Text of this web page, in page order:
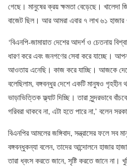
গেছে। মানুষের ক্রয় ক্ষমতা বেড়েছে। খালেদা
বাজেট ছিল। আর আমরা এবার ৭ লাখ ৬১ হাজার
‘বিএনপি-জামায়াত দেশের আদর্শ ও চেতনায়
ধারণ করে এবং জনগণের সেবা করে যাচ্ছে।
আওতায় এনেছি। কাজ করে যাচ্ছি। আজকে
বলেছিলাম, বঙ্গবন্ধুর দেশে একটি মানুষও গৃহহীন
ভাড়াভিত্তিক ফ্ল্যাট দিচ্ছি। তারা সুন্দরভাবে
গরিবরা থাকবে না, এটা হতে পারে না,’ বলেন
বিএনপির আমলের জঙ্গিবাদ, সন্ত্রাসের ফলে সব
বঙ্গবন্ধুকন্যা বলেন, তাদের আন্দোলনে হাজার
তারা ধ্বংস করতে জানে, সৃষ্টি করতে জানে